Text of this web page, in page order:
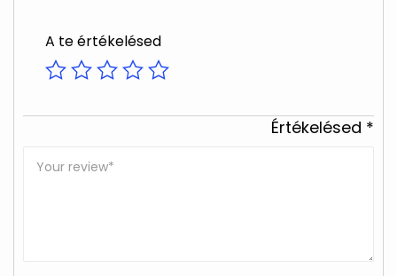
A te értékelésed
Értékelésed *